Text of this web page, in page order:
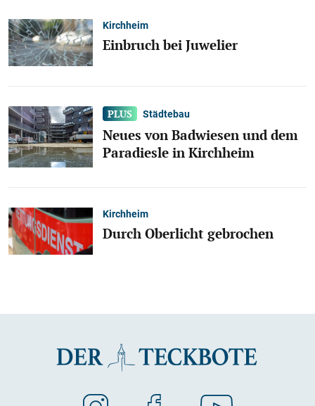
Kirchheim
Einbruch bei Juwelier
Städtebau
Neues von Badwiesen und dem
Paradiesle in Kirchheim
Kirchheim
Durch Oberlicht gebrochen